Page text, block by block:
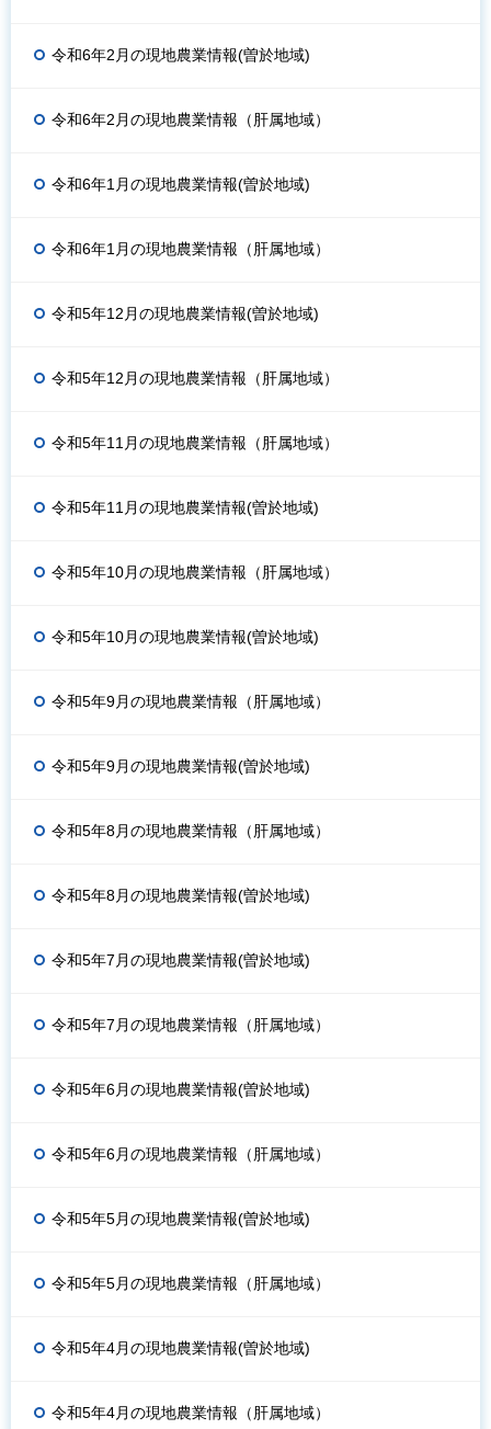
令和6年2月の現地農業情報(曽於地域)
令和6年2月の現地農業情報（肝属地域）
令和6年1月の現地農業情報(曽於地域)
令和6年1月の現地農業情報（肝属地域）
令和5年12月の現地農業情報(曽於地域)
令和5年12月の現地農業情報（肝属地域）
令和5年11月の現地農業情報（肝属地域）
令和5年11月の現地農業情報(曽於地域)
令和5年10月の現地農業情報（肝属地域）
令和5年10月の現地農業情報(曽於地域)
令和5年9月の現地農業情報（肝属地域）
令和5年9月の現地農業情報(曽於地域)
令和5年8月の現地農業情報（肝属地域）
令和5年8月の現地農業情報(曽於地域)
令和5年7月の現地農業情報(曽於地域)
令和5年7月の現地農業情報（肝属地域）
令和5年6月の現地農業情報(曽於地域)
令和5年6月の現地農業情報（肝属地域）
令和5年5月の現地農業情報(曽於地域)
令和5年5月の現地農業情報（肝属地域）
令和5年4月の現地農業情報(曽於地域)
令和5年4月の現地農業情報（肝属地域）